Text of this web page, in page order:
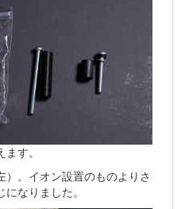
す。
。イオン設置のものよりさ
なりました。